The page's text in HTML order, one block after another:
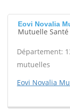
Eovi Novalia
Mutuelle
Département:
mutuelles
Eovi Novalia